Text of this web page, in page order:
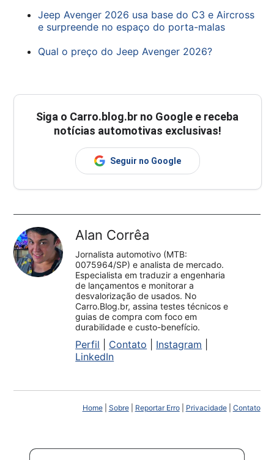
Jeep Avenger 2026 usa base do C3 e Aircross
e surpreende no espaço do porta-malas
Qual o preço do Jeep Avenger 2026?
Siga o Carro.blog.br no Google e receba
notícias automotivas exclusivas!
Seguir no Google
Alan Corrêa
Jornalista automotivo (MTB:
0075964/SP) e analista de mercado.
Especialista em traduzir a engenharia
de lançamentos e monitorar a
desvalorização de usados. No
Carro.Blog.br, assina testes técnicos e
guias de compra com foco em
durabilidade e custo-benefício.
Perfil Contato Instagram
LinkedIn
Home| Sobre| Reportar Erro| Privacidade| Contato